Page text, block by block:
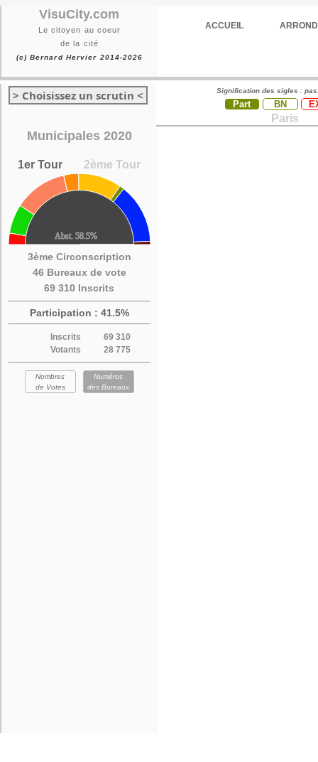
VisuCity.com
Le citoyen au coeur
de la cité
(c) Bernard Hervier 2014-2026
ACCUEIL
> Choisissez un scrutin <
Municipales 2020
1er Tour 2ème Tour
3ème Circonscription
46 Bureaux de vote
69 310 Inscrits
Participation : 41.5%
Inscrits
69 310
Votants
28 775
Nombres
de Votes
Numéros
des Bureaux
Signification des sigles :
Part BN
Paris